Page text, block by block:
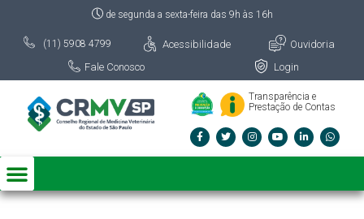
de segunda a sexta-feira das 9h às 16h
(11) 5908 4799 Acessibilidade
Ouvidoria
Fale Conosco
Login
Transparência e
Prestação de Contas